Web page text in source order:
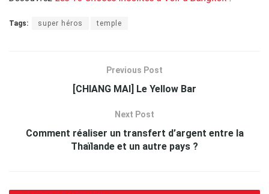
Tags: super héros temple
Previous Post
[CHIANG MAI] Le Yellow Bar
Next Post
Comment réaliser un transfert d’argent entre la
Thaïlande et un autre pays ?